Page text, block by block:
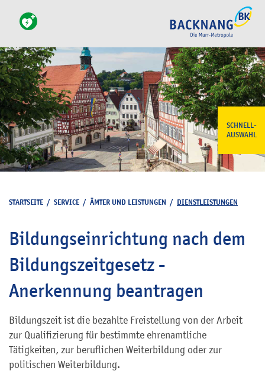
SCHNELL-
AUSWAHL
STARTSEITE / SERVICE / ÄMTER UND LEISTUNGEN / DIENSTLEISTUNGEN
Bildungseinrichtung nach dem
Bildungszeitgesetz -
Anerkennung beantragen
Bildungszeit ist die bezahlte Freistellung von der Arbeit
zur Qualifizierung für bestimmte ehrenamtliche
Tätigkeiten, zur beruflichen Weiterbildung oder zur
politischen Weiterbildung.